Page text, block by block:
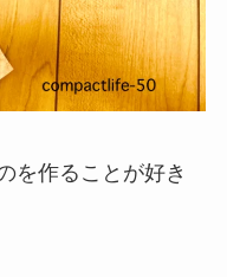
を作ることが好き